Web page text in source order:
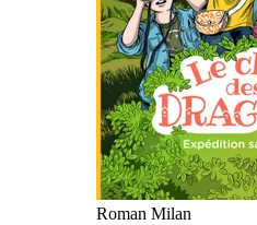
Roman Milan